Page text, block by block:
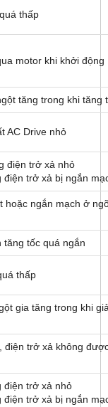
thấp
motor khi khởi động
tăng trong khi tăng
AC Drive nhỏ
điện trở xả nhỏ
điện trở xả bị ngắn
hoặc ngắn mạch ở
tăng tốc quá ngắn
thấp
gia tăng trong khi
điện trở xả không
điện trở xả nhỏ
điện trở xả bị ngắn